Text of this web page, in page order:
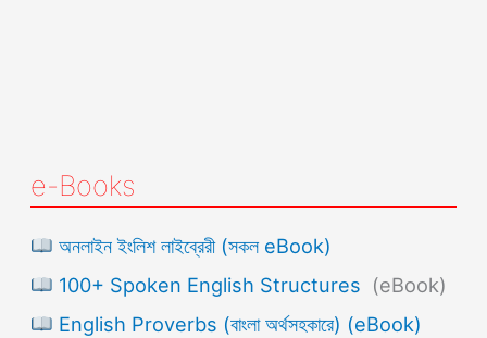
e-Books
অনলাইন ইংলিশ লাইব্রেরী (সকল eBook)
100+ Spoken English Structures (eBook)
English Proverbs (বাংলা অর্থসহকারে) (eBook)